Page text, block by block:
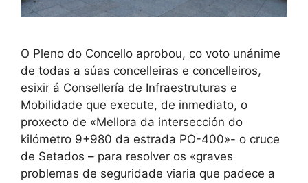
O Pleno do Concello aprobou, co voto unánime
de todas a súas concelleiras e concelleiros,
esixir á Consellería de Infraestruturas e
Mobilidade que execute, de inmediato, o
proxecto de «Mellora da intersección do
kilómetro 9+980 da estrada PO-400»- o cruce
de Setados – para resolver os «graves
problemas de seguridade viaria que padece a